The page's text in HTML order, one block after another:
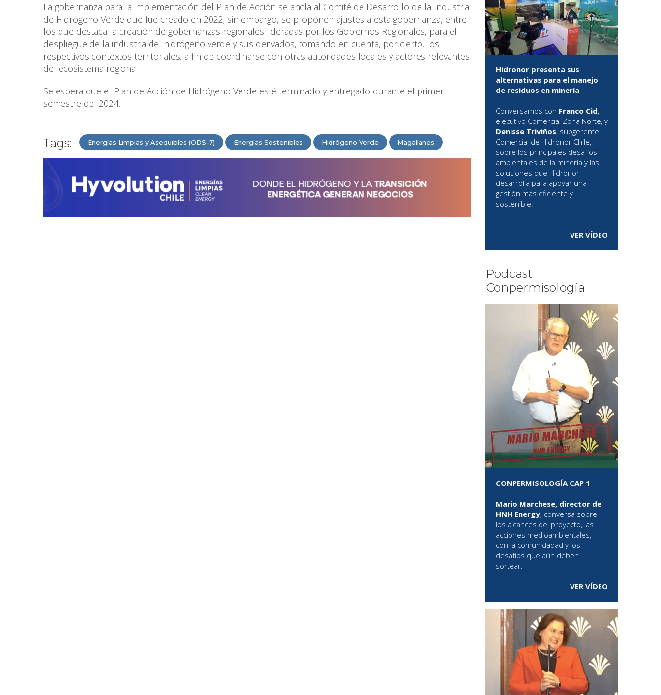
La gobernanza para la implementación del Plan de Acción se ancla al Comité de Desarrollo de la Industria
de Hidrógeno Verde que fue creado en 2022; sin embargo, se proponen ajustes a esta gobernanza, entre
los que destaca la creación de gobernanzas regionales lideradas por los Gobiernos Regionales, para el
despliegue de la industria del hidrógeno verde y sus derivados, tomando en cuenta, por cierto, los
respectivos contextos territoriales, a fin de coordinarse con otras autoridades locales y actores relevantes
del ecosistema regional.
Se espera que el Plan de Acción de Hidrógeno Verde esté terminado y entregado durante el primer
semestre del 2024.
Tags: Energías Limpias y Asequibles (ODS-7) Energías Sostenibles Hidrógeno Verde Magallanes
Hidronor presenta sus
alternativas para el manejo
de residuos en minería
Conversamos con Franco Cid,
ejecutivo Comercial Zona Norte, y
Denisse Triviños, subgerente
Comercial de Hidronor Chile,
sobre los principales desafíos
ambientales de la minería y las
soluciones que Hidronor
desarrolla para apoyar una
gestión más eficiente y
sostenible.
VER VÍDEO
Podcast
Conpermisología
CONPERMISOLOGÍA CAP 1
Mario Marchese, director de
HNH Energy, conversa sobre
los alcances del proyecto, las
acciones medioambientales,
con la comunidadad y los
desafíos que aún deben
sortear.
VER VÍDEO